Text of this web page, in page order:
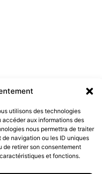
utilisons des technologies
aux informations des
nous permettra de traiter
navigation ou les ID uniques
de retirer son consentement
et fonctions.
être engagées ?